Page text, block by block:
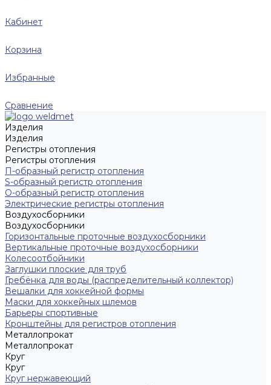
Кабинет
Корзина
Избранные
Сравнение
Изделия
Изделия
Регистры отопления
Регистры отопления
П-образный регистр отопления
S-образный регистр отопления
O-образный регистр отопления
Электрические регистры отопления
Воздухосборники
Воздухосборники
Горизонтальные проточные воздухосборники
Вертикальные проточные воздухосборники
Колесоотбойники
Заглушки плоские для труб
Гребёнка для воды (распределительный коллектор)
Вешалки для хоккейной формы
Маски для хоккейных шлемов
Барьеры спортивные
Кронштейны для регистров отопления
Металлопрокат
Металлопрокат
Круг
Круг
Круг нержавеющий